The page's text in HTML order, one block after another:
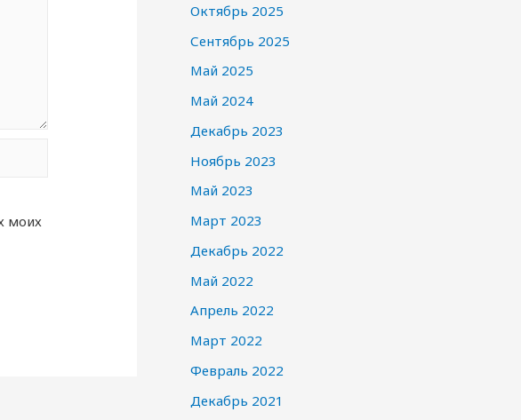
моих
Октябрь 2025
Сентябрь 2025
Май 2025
Май 2024
Декабрь 2023
Ноябрь 2023
Май 2023
Март 2023
Декабрь 2022
Май 2022
Апрель 2022
Март 2022
Февраль 2022
Декабрь 2021